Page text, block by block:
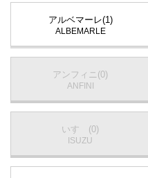
アルベマーレ(1)
ALBEMARLE
アンフィニ(0)
ANFINI
いすゞ(0)
ISUZU